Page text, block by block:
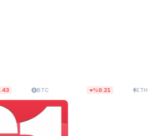
BTC $64.702,48 ETH $1.914,08